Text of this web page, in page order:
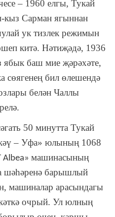
– 1960 елгы, Тукай
кыз Сарман ягыннан
ук тизлек режимын
китә. Нәтиҗәдә, 1936
ябык баш мие җәрәхәте,
сөягенең бил өлешендә
белән Чаллы
50 минутта Тукай
– Уфа» юлының 1068
Albea» машинасының
шәһәренә барышлый
машиналар арасындагы
очрый. Ул юлның